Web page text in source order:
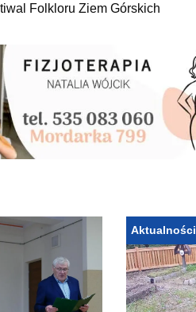
Folkloru Ziem Górskich
Aktualności